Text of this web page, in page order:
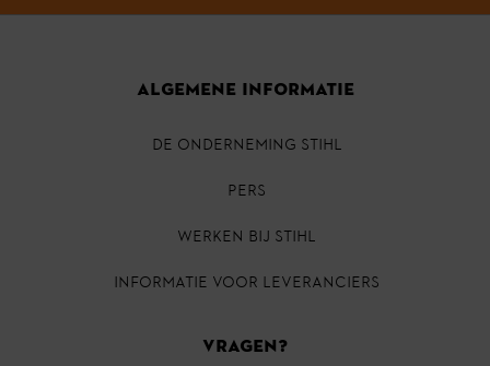
ALGEMENE INFORMATIE
DE ONDERNEMING STIHL
PERS
Werken bij STIHL
INFORMATIE VOOR LEVERANCIERS
VRAGEN?